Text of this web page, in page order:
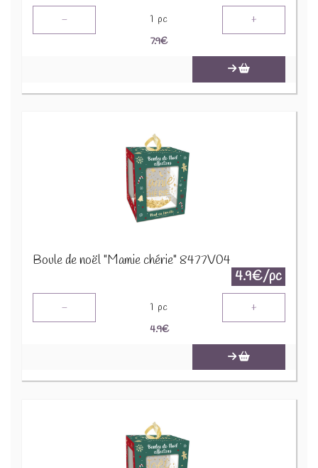
- 1 pc +
7.9€
Boule de noël "Mamie chérie" 8477V04
4.9€/pc
- 1 pc +
4.9€